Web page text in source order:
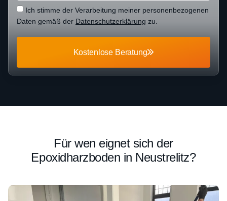
Ich stimme der Verarbeitung meiner personenbezogenen
Daten gemäß der Datenschutzerklärung zu.
Kostenlose Beratung
Für wen eignet sich der
Epoxidharzboden in Neustrelitz?